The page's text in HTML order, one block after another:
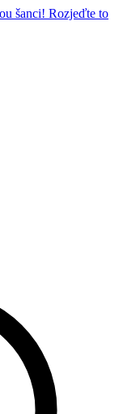
šanci! Rozjeďte to